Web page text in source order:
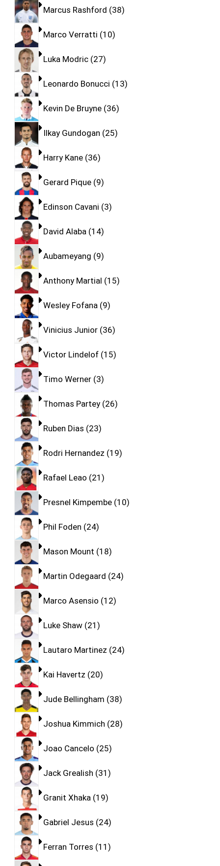
Marcus Rashford 38
Marco Verratti 10
Luka Modric 27
Leonardo Bonucci 13
Kevin De Bruyne 36
Ilkay Gundogan 25
Harry Kane 36
Gerard Pique 9
Edinson Cavani 3
David Alaba 14
Aubameyang 9
Anthony Martial 15
Wesley Fofana 9
Vinicius Junior 36
Victor Lindelof 15
Timo Werner 3
Thomas Partey 26
Ruben Dias 23
Rodri Hernandez 19
Rafael Leao 21
Presnel Kimpembe 10
Phil Foden 24
Mason Mount 18
Martin Odegaard 24
Marco Asensio 12
Luke Shaw 21
Lautaro Martinez 24
Kai Havertz 20
Jude Bellingham 38
Joshua Kimmich 28
Joao Cancelo 25
Jack Grealish 31
Granit Xhaka 19
Gabriel Jesus 24
Ferran Torres 11